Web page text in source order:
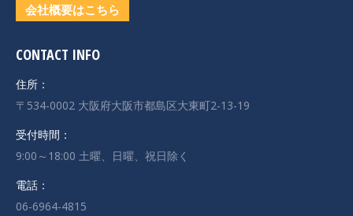
会社概要はこちら
CONTACT INFO
住所：
〒534-0002 大阪府大阪市都島区大東町2-13-19
受付時間：
9:00～18:00 土曜、日曜、祝日除く
電話：
06-6964-4815